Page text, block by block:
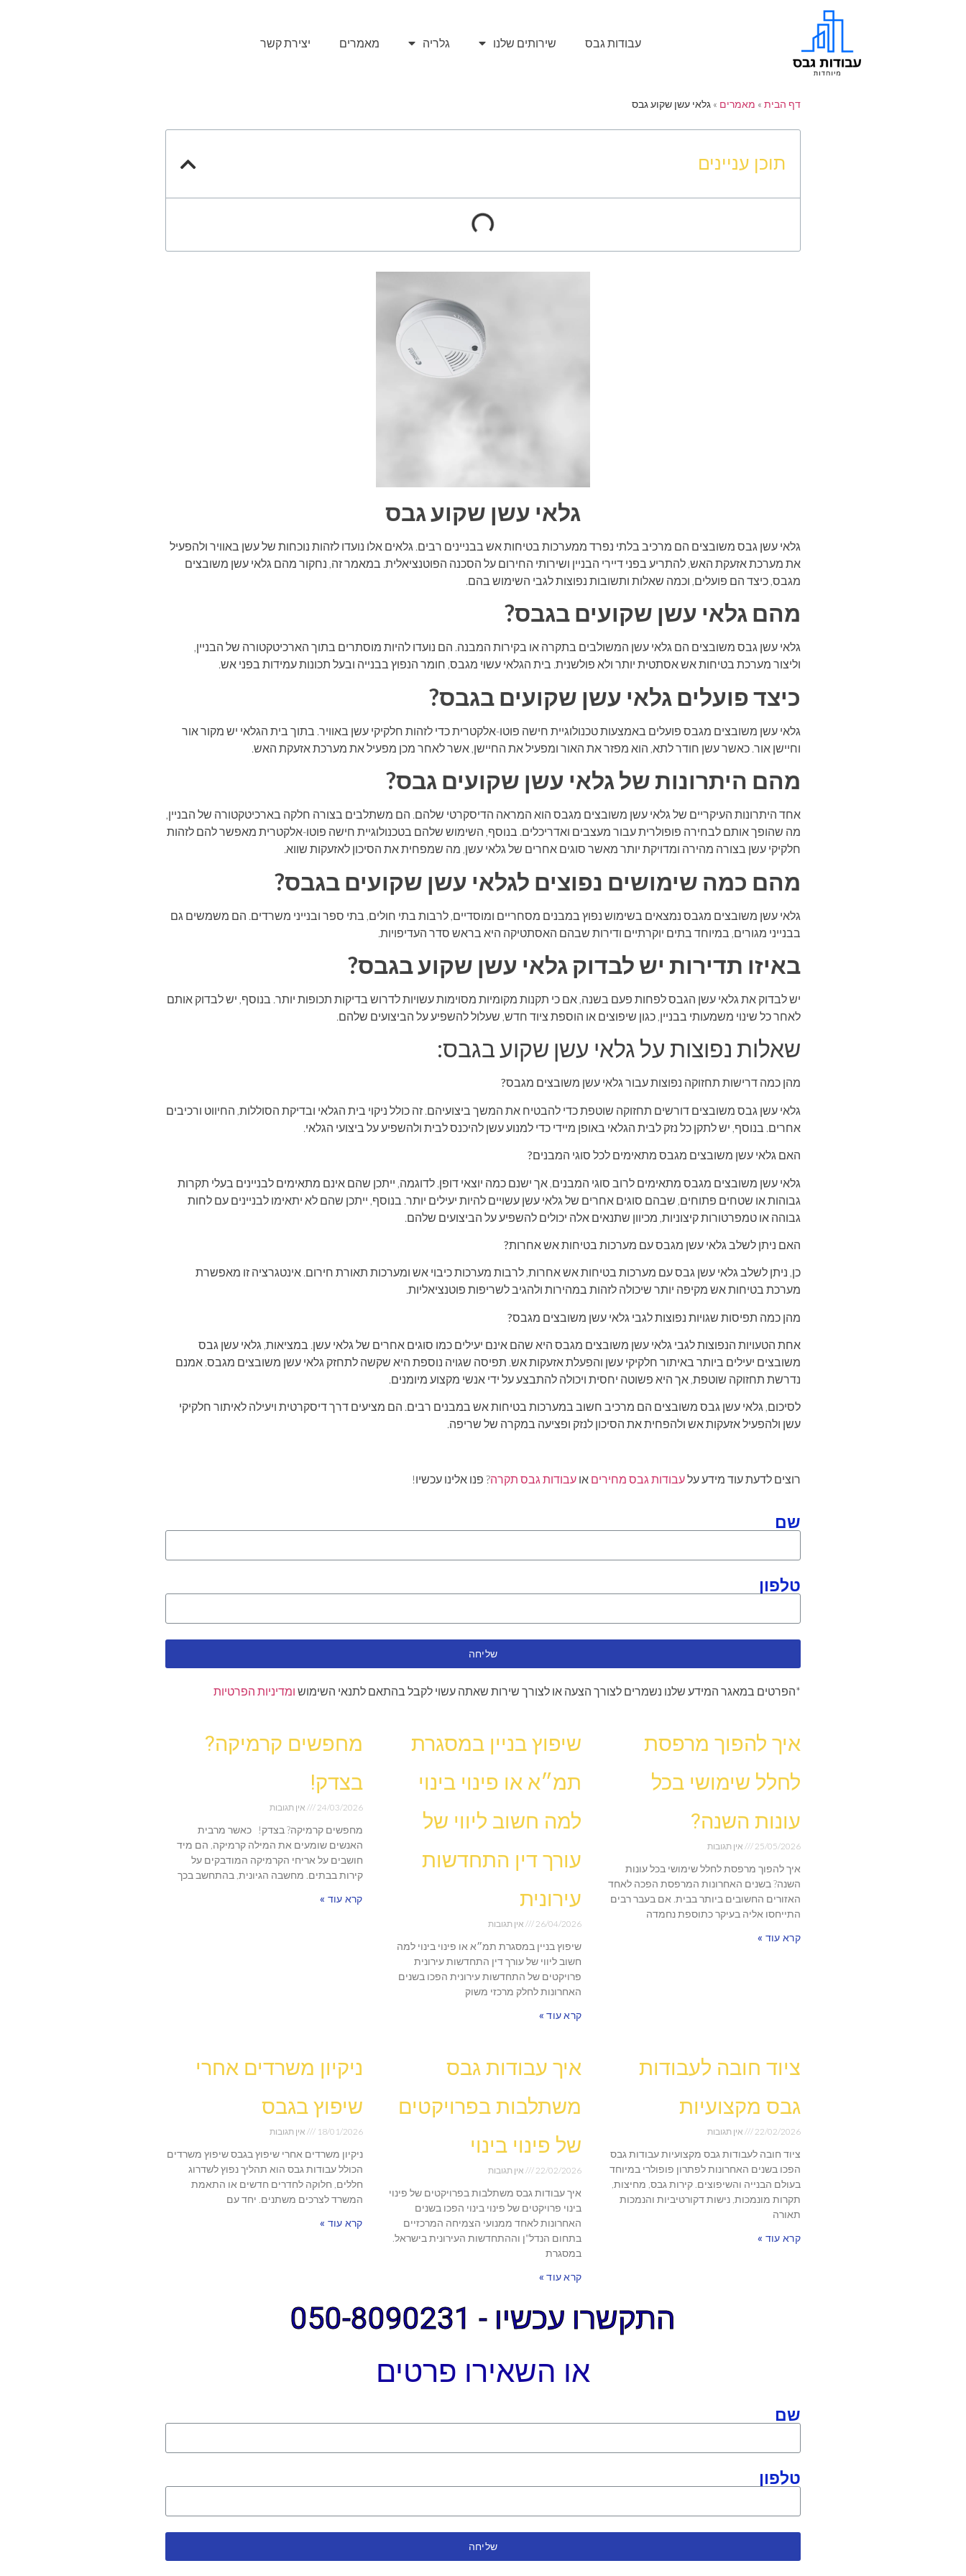
עבודות גבס שירותים שלנו גלריה מאמרים יצירת קשר
דף הבית » מאמרים » גלאי עשן שקוע גבס
תוכן עניינים
גלאי עשן שקוע גבס
גלאי עשן גבס משובצים הם מרכיב בלתי נפרד ממערכות בטיחות אש בבניינים רבים. גלאים אלו נועדו לזהות נוכחות של עשן באוויר ולהפעיל
את מערכת אזעקת האש, להתריע בפני דיירי הבניין ושירותי החירום על הסכנה הפוטנציאלית. במאמר זה, נחקור מהם גלאי עשן משובצים
מגבס, כיצד הם פועלים, וכמה שאלות ותשובות נפוצות לגבי השימוש בהם.
מהם גלאי עשן שקועים בגבס?
גלאי עשן גבס משובצים הם גלאי עשן המשולבים בתקרה או בקירות המבנה. הם נועדו להיות מוסתרים בתוך הארכיטקטורה של הבניין,
וליצור מערכת בטיחות אש אסתטית יותר ולא פולשנית. בית הגלאי עשוי מגבס, חומר הנפוץ בבנייה ובעל תכונות עמידות בפני אש.
כיצד פועלים גלאי עשן שקועים בגבס?
גלאי עשן משובצים מגבס פועלים באמצעות טכנולוגיית חישה פוטו-אלקטרית כדי לזהות חלקיקי עשן באוויר. בתוך בית הגלאי יש מקור אור
וחיישן אור. כאשר עשן חודר לתא, הוא מפזר את האור ומפעיל את החיישן, אשר לאחר מכן מפעיל את מערכת אזעקת האש.
מהם היתרונות של גלאי עשן שקועים גבס?
אחד היתרונות העיקריים של גלאי עשן משובצים מגבס הוא המראה הדיסקרטי שלהם. הם משתלבים בצורה חלקה בארכיטקטורה של הבניין,
מה שהופך אותם לבחירה פופולרית עבור מעצבים ואדריכלים. בנוסף, השימוש שלהם בטכנולוגיית חישה פוטו-אלקטרית מאפשר להם לזהות
חלקיקי עשן בצורה מהירה ומדויקת יותר מאשר סוגים אחרים של גלאי עשן, מה שמפחית את הסיכון לאזעקות שווא.
מהם כמה שימושים נפוצים לגלאי עשן שקועים בגבס?
גלאי עשן משובצים מגבס נמצאים בשימוש נפוץ במבנים מסחריים ומוסדיים, לרבות בתי חולים, בתי ספר ובנייני משרדים. הם משמשים גם
בבנייני מגורים, במיוחד בתים יוקרתיים ודירות שבהם האסתטיקה היא בראש סדר העדיפויות.
באיזו תדירות יש לבדוק גלאי עשן שקוע בגבס?
יש לבדוק את גלאי עשן הגבס לפחות פעם בשנה, אם כי תקנות מקומיות מסוימות עשויות לדרוש בדיקות תכופות יותר. בנוסף, יש לבדוק אותם
לאחר כל שינוי משמעותי בבניין, כגון שיפוצים או הוספת ציוד חדש, שעלול להשפיע על הביצועים שלהם.
שאלות נפוצות על גלאי עשן שקוע בגבס:
מהן כמה דרישות תחזוקה נפוצות עבור גלאי עשן משובצים מגבס?
גלאי עשן גבס משובצים דורשים תחזוקה שוטפת כדי להבטיח את המשך ביצועיהם. זה כולל ניקוי בית הגלאי ובדיקת הסוללות, החיווט ורכיבים
אחרים. בנוסף, יש לתקן כל נזק לבית הגלאי באופן מיידי כדי למנוע עשן להיכנס לבית ולהשפיע על ביצועי הגלאי.
האם גלאי עשן משובצים מגבס מתאימים לכל סוגי המבנים?
גלאי עשן משובצים מגבס מתאימים לרוב סוגי המבנים, אך ישנם כמה יוצאי דופן. לדוגמה, ייתכן שהם אינם מתאימים לבניינים בעלי תקרות
גבוהות או שטחים פתוחים, שבהם סוגים אחרים של גלאי עשן עשויים להיות יעילים יותר. בנוסף, ייתכן שהם לא יתאימו לבניינים עם לחות
גבוהה או טמפרטורות קיצוניות, מכיוון שתנאים אלה יכולים להשפיע על הביצועים שלהם.
האם ניתן לשלב גלאי עשן מגבס עם מערכות בטיחות אש אחרות?
כן, ניתן לשלב גלאי עשן גבס עם מערכות בטיחות אש אחרות, לרבות מערכות כיבוי אש ומערכות תאורת חירום. אינטגרציה זו מאפשרת
מערכת בטיחות אש מקיפה יותר שיכולה לזהות במהירות ולהגיב לשריפות פוטנציאליות.
מהן כמה תפיסות שגויות נפוצות לגבי גלאי עשן משובצים מגבס?
אחת הטעויות הנפוצות לגבי גלאי עשן משובצים מגבס היא שהם אינם יעילים כמו סוגים אחרים של גלאי עשן. במציאות, גלאי עשן גבס
משובצים יעילים ביותר באיתור חלקיקי עשן והפעלת אזעקות אש. תפיסה שגויה נוספת היא שקשה לתחזק גלאי עשן משובצים מגבס. אמנם
נדרשת תחזוקה שוטפת, אך היא פשוטה יחסית ויכולה להתבצע על ידי אנשי מקצוע מיומנים.
לסיכום, גלאי עשן גבס משובצים הם מרכיב חשוב במערכות בטיחות אש במבנים רבים. הם מציעים דרך דיסקרטית ויעילה לאיתור חלקיקי
עשן ולהפעיל אזעקות אש ולהפחית את הסיכון לנזק ופציעה במקרה של שריפה.
רוצים לדעת עוד מידע עלעבודות גבס מחירים או עבודות גבס תקרה? פנו אלינו עכשיו!
שם
טלפון
שליחה
*הפרטים במאגר המידע שלנו נשמרים לצורך הצעה או לצורך שירות שאתה עשוי לקבל בהתאם לתנאי השימוש ומדיניות הפרטיות
איך להפוך מרפסת
לחלל שימושי בכל
עונות השנה?
25/05/2026 אין תגובות
איך להפוך מרפסת לחלל שימושי בכל עונות
השנה? בשנים האחרונות המרפסת הפכה לאחד
האזורים החשובים ביותר בבית. אם בעבר רבים
התייחסו אליה בעיקר כתוספת נחמדה
קרא עוד »
שיפוץ בניין במסגרת
תמ״א או פינוי בינוי
למה חשוב ליווי של
עורך דין התחדשות
עירונית
26/04/2026 אין תגובות
שיפוץ בניין במסגרת תמ״א או פינוי בינוי למה
חשוב ליווי של עורך דין התחדשות עירונית
פרויקטים של התחדשות עירונית הפכו בשנים
האחרונות לחלק מרכזי משוק
קרא עוד »
מחפשים קרמיקה?
בצדק!
24/03/2026 אין תגובות
מחפשים קרמיקה? בצדק! כאשר מרבית
האנשים שומעים את המילה קרמיקה, הם מיד
חושבים על אריחי הקרמיקה המודבקים על
קירות בבתים. מחשבה הגיונית, בהתחשב בכך
קרא עוד »
ציוד חובה לעבודות
גבס מקצועיות
22/02/2026 אין תגובות
ציוד חובה לעבודות גבס מקצועיות עבודות גבס
הפכו בשנים האחרונות לפתרון פופולרי במיוחד
בעולם הבנייה והשיפוצים. קירות גבס, מחיצות,
תקרות מונמכות, נישות דקורטיביות והנמכות
תאורה
קרא עוד »
איך עבודות גבס
משתלבות בפרויקטים
של פינוי בינוי
22/02/2026 אין תגובות
איך עבודות גבס משתלבות בפרויקטים של פינוי
בינוי פרויקטים של פינוי בינוי הפכו בשנים
האחרונות לאחד ממנועי הצמיחה המרכזיים
בתחום הנדל"ן וההתחדשות העירונית בישראל.
במסגרת
קרא עוד »
ניקיון משרדים אחרי
שיפוץ בגבס
18/01/2026 אין תגובות
ניקיון משרדים אחרי שיפוץ בגבס שיפוץ משרדים
הכולל עבודות גבס הוא תהליך נפוץ לשדרוג
חללים, חלוקה לחדרים חדשים או התאמת
המשרד לצרכים משתנים. יחד עם
קרא עוד »
התקשרו עכשיו - 050-8090231
או השאירו פרטים
שם
טלפון
שליחה